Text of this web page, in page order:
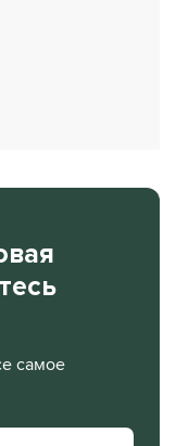
самое